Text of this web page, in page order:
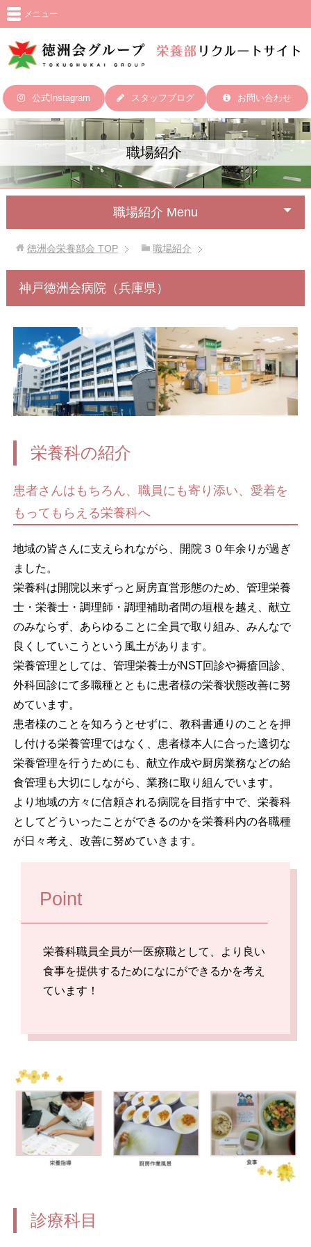
メニュー
公式Instagram スタッフブログ お問い合わせ
職場紹介
徳洲会栄養部会 TOP 職場紹介
神戸徳洲会病院（兵庫県）
栄養科の紹介
患者さんはもちろん、職員にも寄り添い、愛着を
もってもらえる栄養科へ
地域の皆さんに支えられながら、開院３０年余りが過ぎ
ました。
栄養科は開院以来ずっと厨房直営形態のため、管理栄養
士・栄養士・調理師・調理補助者間の垣根を越え、献立
のみならず、あらゆることに全員で取り組み、みんなで
良くしていこうという風土があります。
栄養管理としては、管理栄養士がNST回診や褥瘡回診、
外科回診にて多職種とともに患者様の栄養状態改善に努
めています。
患者様のことを知ろうとせずに、教科書通りのことを押
し付ける栄養管理ではなく、患者様本人に合った適切な
栄養管理を行うためにも、献立作成や厨房業務などの給
食管理も大切にしながら、業務に取り組んでいます。
より地域の方々に信頼される病院を目指す中で、栄養科
としてどういったことができるのかを栄養科内の各職種
が日々考え、改善に努めていきます。
Point
栄養科職員全員が一医療職として、より良い
食事を提供するためになにができるかを考え
ています！
診療科目
職場紹介 Menu